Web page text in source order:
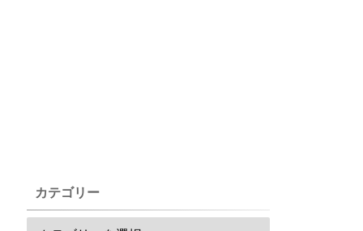
カテゴリー